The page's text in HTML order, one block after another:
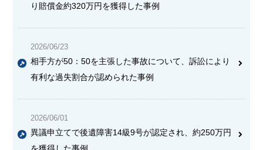
り賠償金約320万円を獲得した事例
2026/06/23
相手方が50：50を主張した事故について、訴訟により
有利な過失割合が認められた事例
2026/06/01
異議申立てで後遺障害14級9号が認定され、約250万円
を獲得した事例